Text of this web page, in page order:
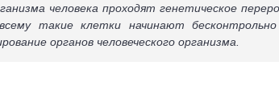
человека проходят генетическое
такие клетки начинают
органов человеческого организма.